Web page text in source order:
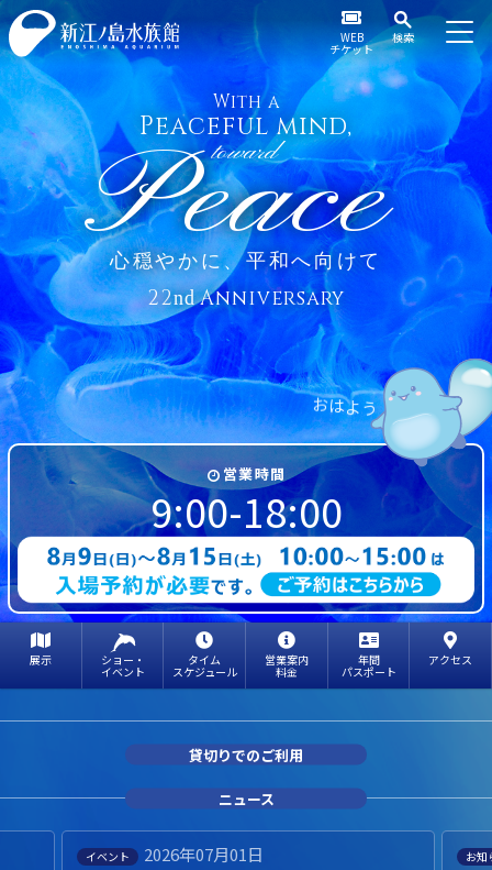
WEB
チケット
検索
With a
Peaceful mind,
toward
Peace
心穏やかに、平和へ向けて
22ndAnniversary
営業時間
9:00-18:00
おはよう
展示 ショー・
イベント
タイム
スケジュール
営業案内
料金
年間
パスポート
アクセス
貸切りでのご利用
ニュース
イベント
2026年07月01日
お知